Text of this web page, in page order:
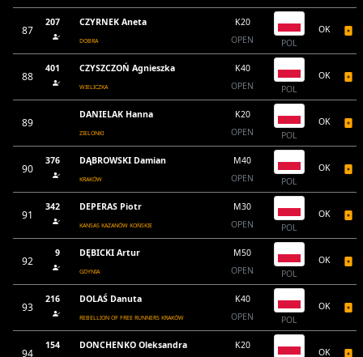
87
207 CZYRNEK Aneta
DOBRA
K20
OPEN
POL
OK
88
401 CZYSZCZOŃ Agnieszka
WIELICZKA
K40
OPEN
POL
OK
89
DANIELAK Hanna
ZIELONKI
K20
OPEN
POL
OK
90
376 DĄBROWSKI Damian
KRAKÓW
M40
OPEN
POL
OK
91
342 DEPERAS Piotr
KANSAS KAZANÓW KOŃSKIE
M30
OPEN
POL
OK
92
9 DĘBICKI Artur
GDYNIA
M50
OPEN
POL
OK
93
216 DOLAŚ Danuta
REBELLION OF FREE RUNNERS KRAKÓW
K40
OPEN
POL
OK
94
154 DONCHENKO Oleksandra
K20
OK